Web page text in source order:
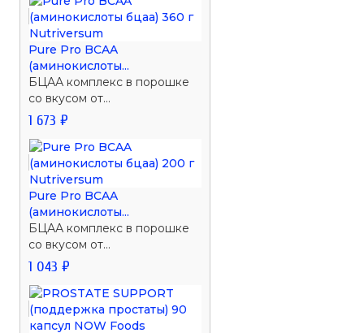
Pure Pro BCAA
(аминокислоты...
БЦАА комплекс в порошке
со вкусом от...
1 673 ₽
Pure Pro BCAA
(аминокислоты...
БЦАА комплекс в порошке
со вкусом от...
1 043 ₽